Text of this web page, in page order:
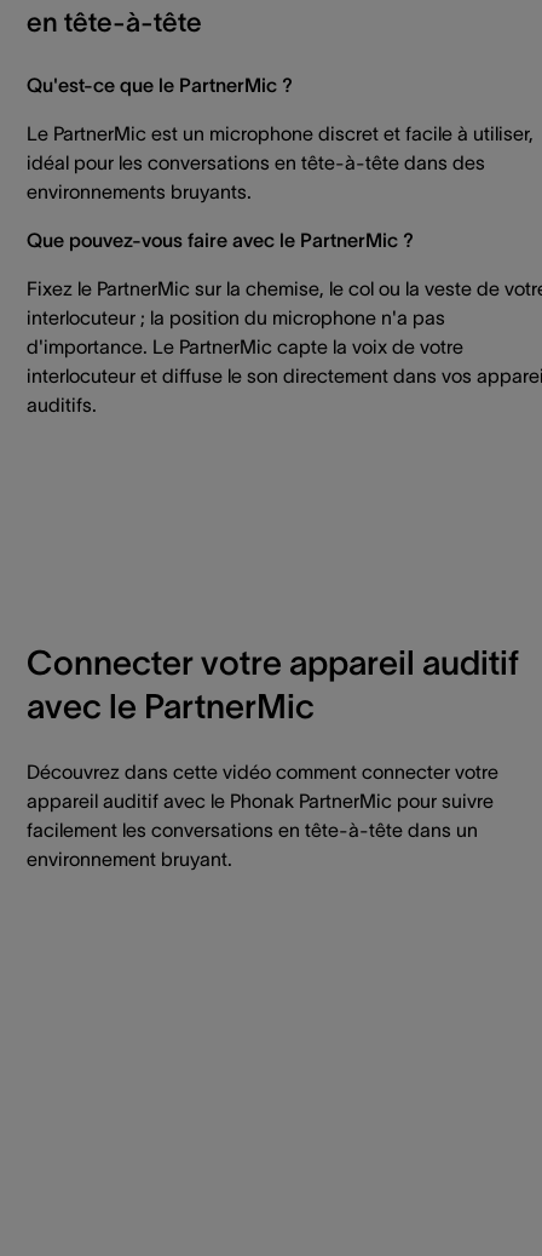
en tête-à-tête
Qu'est-ce que le PartnerMic ?
Le PartnerMic est un microphone discret et facile à utiliser,
idéal pour les conversations en tête-à-tête dans des
environnements bruyants.
Que pouvez-vous faire avec le PartnerMic ?
Fixez le PartnerMic sur la chemise, le col ou la veste de
interlocuteur ; la position du microphone n'a pas
d'importance. Le PartnerMic capte la voix de votre
interlocuteur et diffuse le son directement dans vos
auditifs.
Connecter votre appareil auditif
avec le PartnerMic
Découvrez dans cette vidéo comment connecter votre
appareil auditif avec le Phonak PartnerMic pour suivre
facilement les conversations en tête-à-tête dans un
environnement bruyant.